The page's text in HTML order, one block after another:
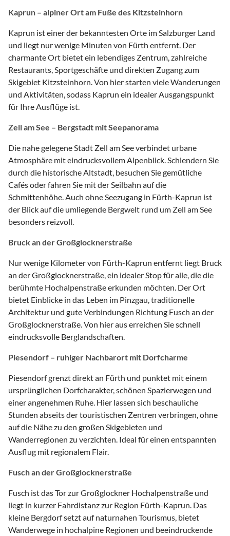
Kaprun – alpiner Ort am Fuße des Kitzsteinhorn
Kaprun ist einer der bekanntesten Orte im Salzburger Land
und liegt nur wenige Minuten von Fürth entfernt. Der
charmante Ort bietet ein lebendiges Zentrum, zahlreiche
Restaurants, Sportgeschäfte und direkten Zugang zum
Skigebiet Kitzsteinhorn. Von hier starten viele Wanderungen
und Aktivitäten, sodass Kaprun ein idealer Ausgangspunkt
für Ihre Ausflüge ist.
Zell am See – Bergstadt mit Seepanorama
Die nahe gelegene Stadt Zell am See verbindet urbane
Atmosphäre mit eindrucksvollem Alpenblick. Schlendern Sie
durch die historische Altstadt, besuchen Sie gemütliche
Cafés oder fahren Sie mit der Seilbahn auf die
Schmittenhöhe. Auch ohne Seezugang in Fürth-Kaprun ist
der Blick auf die umliegende Bergwelt rund um Zell am See
besonders reizvoll.
Bruck an der Großglocknerstraße
Nur wenige Kilometer von Fürth-Kaprun entfernt liegt Bruck
an der Großglocknerstraße, ein idealer Stop für alle, die die
berühmte Hochalpenstraße erkunden möchten. Der Ort
bietet Einblicke in das Leben im Pinzgau, traditionelle
Architektur und gute Verbindungen Richtung Fusch an der
Großglocknerstraße. Von hier aus erreichen Sie schnell
eindrucksvolle Berglandschaften.
Piesendorf – ruhiger Nachbarort mit Dorfcharme
Piesendorf grenzt direkt an Fürth und punktet mit einem
ursprünglichen Dorfcharakter, schönen Spazierwegen und
einer angenehmen Ruhe. Hier lassen sich beschauliche
Stunden abseits der touristischen Zentren verbringen, ohne
auf die Nähe zu den großen Skigebieten und
Wanderregionen zu verzichten. Ideal für einen entspannten
Ausflug mit regionalem Flair.
Fusch an der Großglocknerstraße
Fusch ist das Tor zur Großglockner Hochalpenstraße und
liegt in kurzer Fahrdistanz zur Region Fürth-Kaprun. Das
kleine Bergdorf setzt auf naturnahen Tourismus, bietet
Wanderwege in hochalpine Regionen und beeindruckende